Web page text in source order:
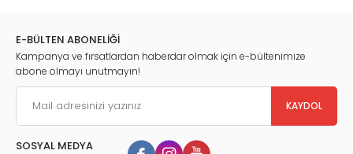
E-BÜLTEN ABONELİĞİ
Kampanya ve fırsatlardan haberdar olmak için e-bültenimize
abone olmayı unutmayın!
KAYDOL
SOSYAL MEDYA